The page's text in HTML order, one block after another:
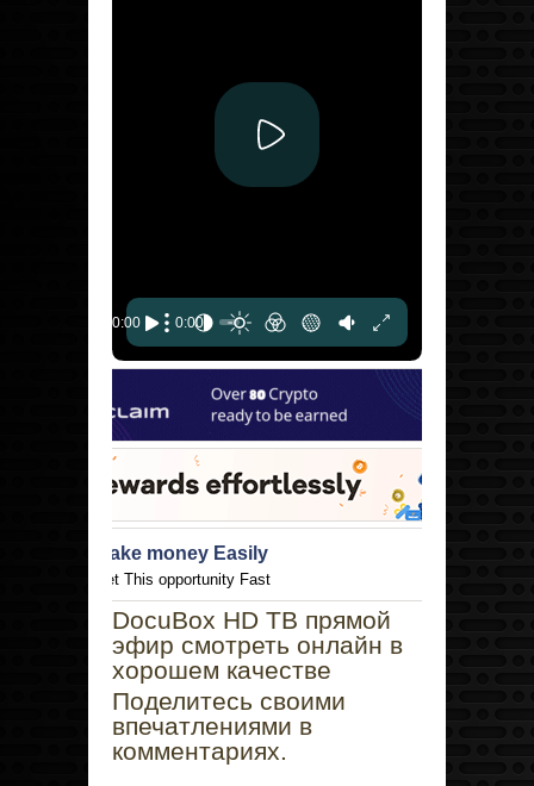
Make money Easily
Get This opportunity Fast
DocuBox HD ТВ прямой
эфир смотреть онлайн в
хорошем качестве
Поделитесь своими
впечатлениями в
комментариях.